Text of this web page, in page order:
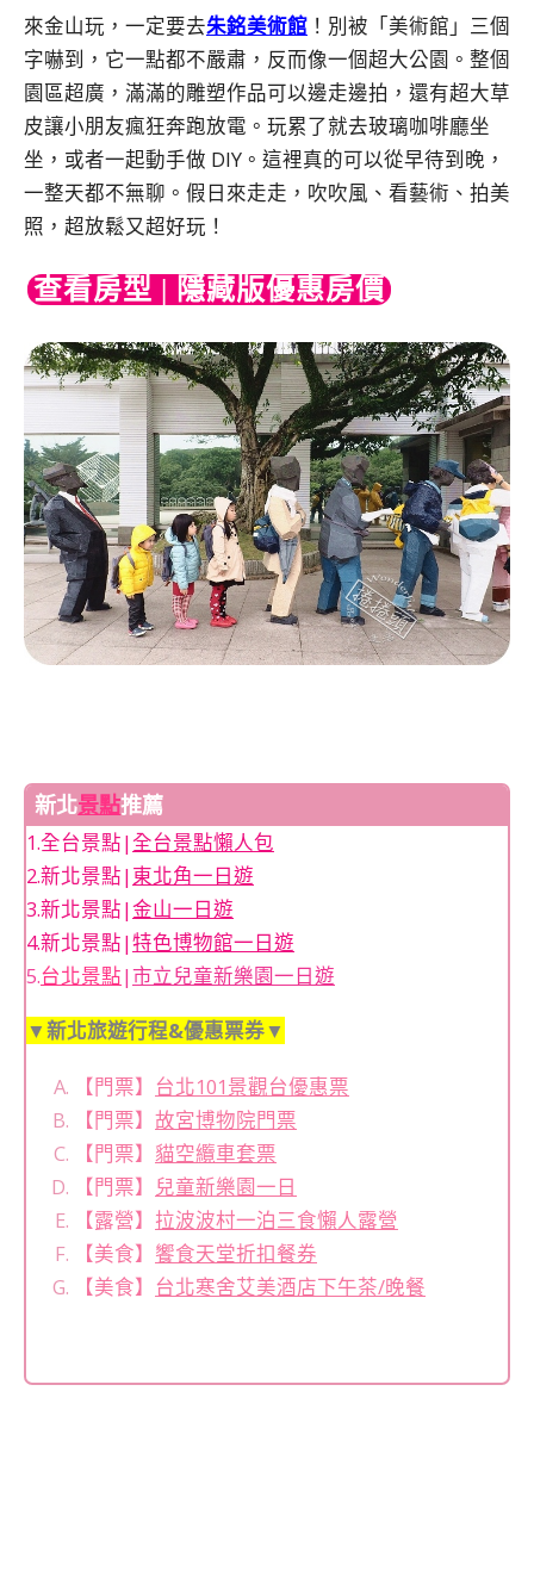
來金山玩，一定要去朱銘美術館 ！別被「美術館」三個
字嚇到，它一點都不嚴肅，反而像一個超大公園。整個
園區超廣，滿滿的雕塑作品可以邊走邊拍，還有超大草
皮讓小朋友瘋狂奔跑放電。玩累了就去玻璃咖啡廳坐
坐，或者一起動手做 DIY。這裡真的可以從早待到晚，
一整天都不無聊。假日來走走，吹吹風、看藝術、拍美
照，超放鬆又超好玩！
查看房型 | 隱藏版優惠房價
新北景點推薦
1.全台景點|全台景點懶人包
2.新北景點|東北角一日遊
3.新北景點|金山一日遊
4.新北景點|特色博物館一日遊
5.台北景點|市立兒童新樂園一日遊
▼新北旅遊行程&優惠票券▼
【門票】 台北101景觀台優惠票
【門票】 故宮博物院門票
【門票】 貓空纜車套票
【門票】 兒童新樂園一日
【露營】 拉波波村一泊三食懶人露營
【美食】 饗食天堂折扣餐券
【美食】 台北寒舍艾美酒店下午茶/晚餐